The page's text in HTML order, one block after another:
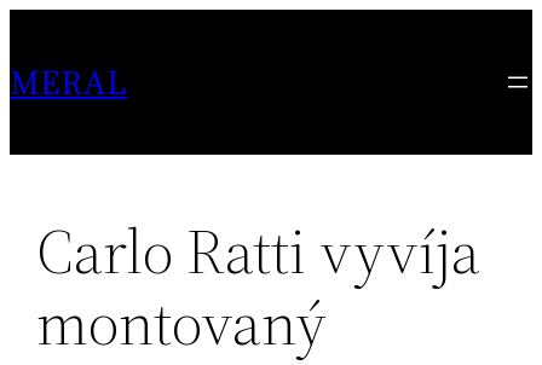
content
MERAL
Carlo Ratti vyvíja
montovaný